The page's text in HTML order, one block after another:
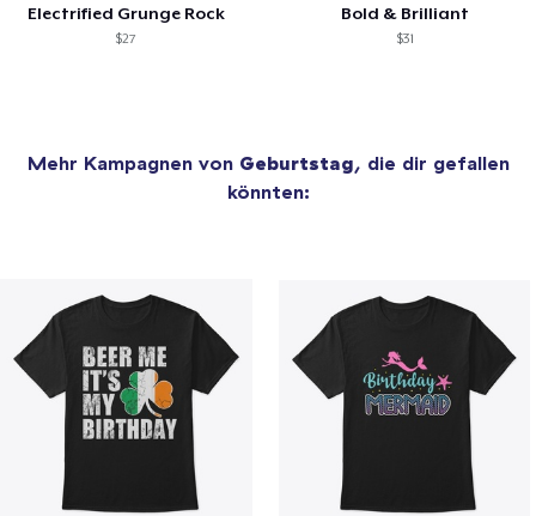
Electrified Grunge Rock
$27
Bold & Brilliant
$31
Mehr Kampagnen von Geburtstag, die dir gefallen
könnten: